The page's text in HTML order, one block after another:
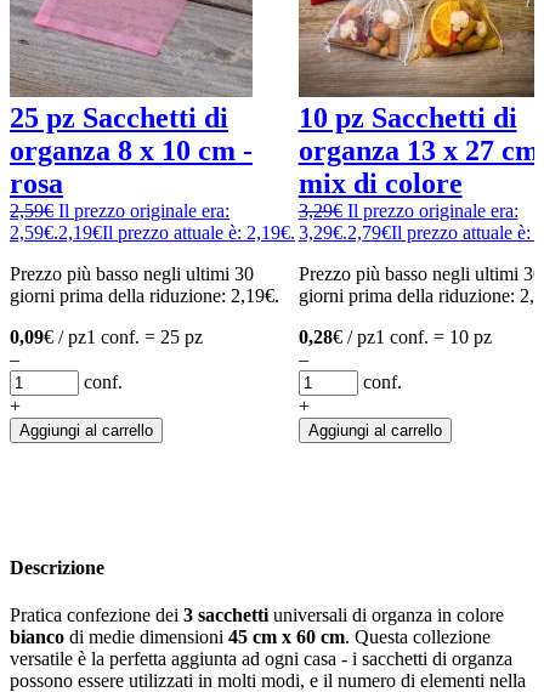
25 pz Sacchetti di
organza 8 x 10 cm -
rosa
2,59€ Il prezzo originale era:
2,59€.2,19€Il prezzo attuale è: 2,19€.
Prezzo più basso negli ultimi 30
giorni prima della riduzione: 2,19€.
0,09€ / pz1 conf. = 25 pz
–
conf.
+
Aggiungi al carrello
10 pz Sacchetti di
organza 13 x 27
mix di colore
3,29€ Il prezzo originale era:
3,29€.2,79€Il prezzo attuale è:
Prezzo più basso negli ultimi 30
giorni prima della riduzione:
0,28€ / pz1 conf. = 10 pz
–
conf.
+
Aggiungi al carrello
Descrizione
Pratica confezione dei 3 sacchetti universali di organza in colore
bianco di medie dimensioni 45 cm x 60 cm. Questa collezione
versatile è la perfetta aggiunta ad ogni casa - i sacchetti di organza
possono essere utilizzati in molti modi, e il numero di elementi nella